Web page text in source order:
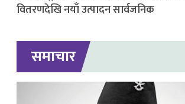
वितरणदेखि नयाँ उत्पादन सार्वजनिक
समाचार